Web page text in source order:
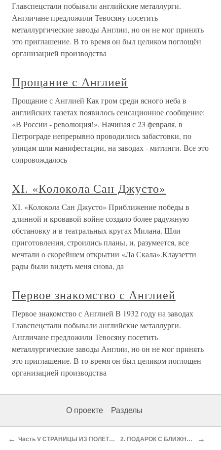
Главспецстали побывали английские металлурги.
Англичане предложили Тевосяну посетить
металлургические заводы Англии, но он не мог принять
это приглашение. В то время он был целиком поглощён
организацией производства
Прощание с Англией
Прощание с Англией Как гром среди ясного неба в
английских газетах появилось сенсационное сообщение:
«В России - революция!». Начиная с 23 февраля, в
Петрограде непрерывно проводились забастовки, по
улицам шли манифестации, на заводах - митинги. Все это
сопровождалось
XI. «Колокола Сан Джусто»
XI. «Колокола Сан Джусто» Приближение победы в
длинной и кровавой войне создало более радужную
обстановку и в театральных кругах Милана. Шли
приготовления, строились планы, и, разумеется, все
мечтали о скорейшем открытии «Ла Скала».Клаузетти
рады были видеть меня снова, да
Первое знакомство с Англией
Первое знакомство с Англией В 1932 году на заводах
Главспецстали побывали английские металлурги.
Англичане предложили Тевосяну посетить
металлургические заводы Англии, но он не мог принять
это приглашение. В то время он был целиком поглощен
организацией производства
О проекте Разделы
← Часть V СТРАНИЦЫ ИЗ ПОЛЁТНОГО БЛОКНОТА 2. ПОДАРОК С БЛИЖНЕГО ВОСТОКА →